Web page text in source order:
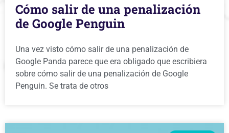
Cómo salir de una penalización
de Google Penguin
Una vez visto cómo salir de una penalización de
Google Panda parece que era obligado que escribiera
sobre cómo salir de una penalización de Google
Penguin. Se trata de otros